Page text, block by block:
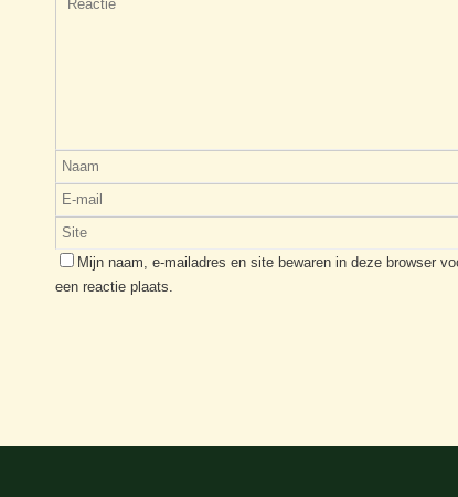
Mijn naam, e-mailadres en site bewaren in deze browser
een reactie plaats.